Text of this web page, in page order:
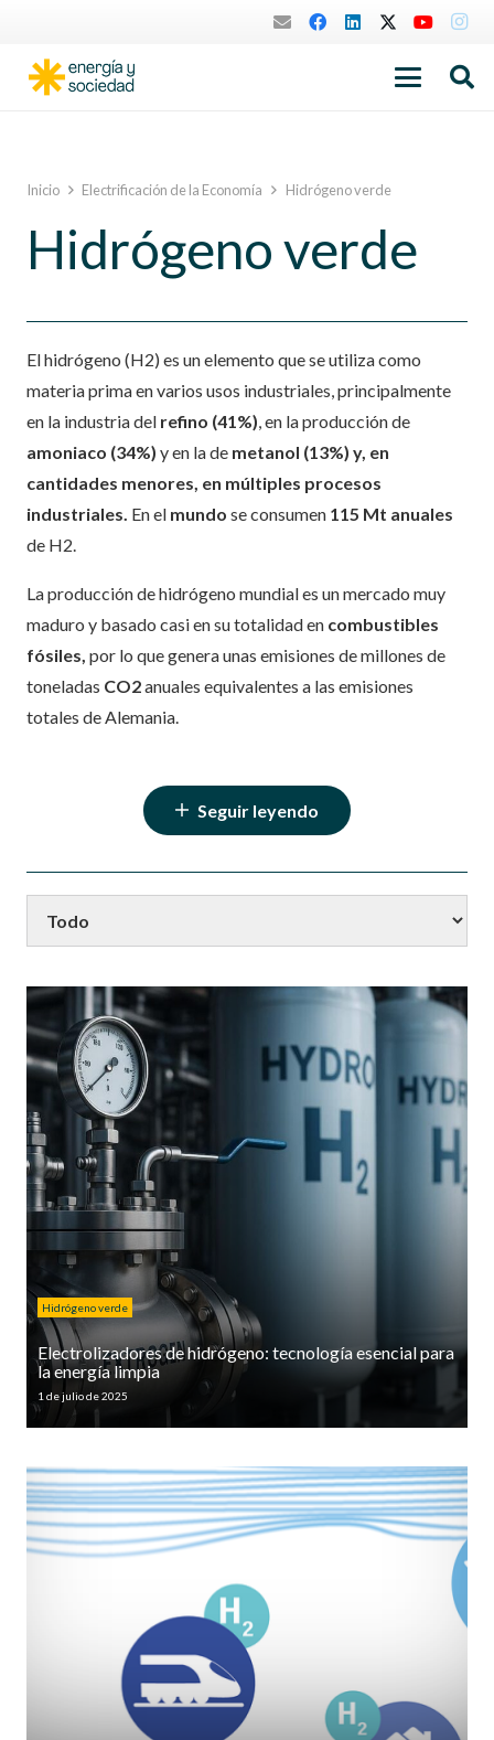
Inicio Electrificación de la Economía Hidrógeno verde
Hidrógeno verde
El hidrógeno (H2) es un elemento que se utiliza como
materia prima en varios usos industriales, principalmente
en la industria del refino (41%), en la producción de
amoniaco (34%) y en la de metanol (13%) y, en
cantidades menores, en múltiples procesos
industriales. En el mundo se consumen 115 Mt anuales
de H2.
La producción de hidrógeno mundial es un mercado muy
maduro y basado casi en su totalidad en combustibles
fósiles, por lo que genera unas emisiones de millones de
toneladas CO2anuales equivalentes a las emisiones
totales de Alemania.
Seguir leyendo
Hidrógeno verde
Electrolizadores de hidrógeno: tecnología esencial para
la energía limpia
1 de julio de 2025